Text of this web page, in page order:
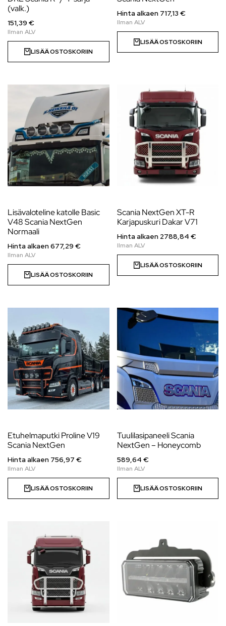
(valk.)
151,39 €
LISÄÄ OSTOSKORIIN
Hinta alkaen 717,13 €
LISÄÄ OSTOSKORIIN
Lisävaloteline katolle Basic
V48 Scania NextGen
Normaali
Hinta alkaen677,29 €
LISÄÄ OSTOSKORIIN
Scania NextGen XT-R
Karjapuskuri Dakar V71
Hinta alkaen 2788,84 €
LISÄÄ OSTOSKORIIN
Etuhelmaputki Proline V19
Scania NextGen
Hinta alkaen 756,97 €
LISÄÄ OSTOSKORIIN
Tuulilasipaneeli Scania
NextGen – Honeycomb
589,64 €
LISÄÄ OSTOSKORIIN